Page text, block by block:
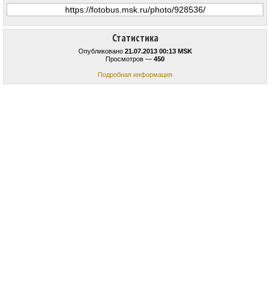
Статистика
Опубликовано 21.07.2013 00:13 MSK
Просмотров — 450
Подробная информация